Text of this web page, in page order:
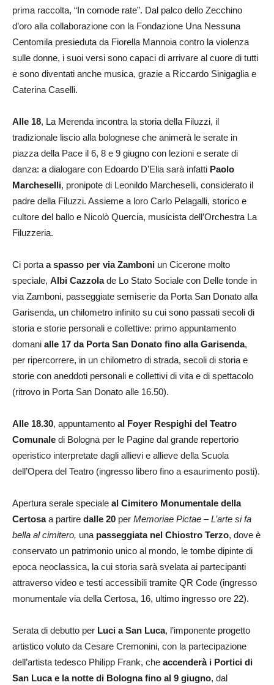
prima raccolta, “In comode rate”. Dal palco dello Zecchino
d’oro alla collaborazione con la Fondazione Una Nessuna
Centomila presieduta da Fiorella Mannoia contro la violenza
sulle donne, i suoi versi sono capaci di arrivare al cuore di tutti
e sono diventati anche musica, grazie a Riccardo Sinigaglia e
Caterina Caselli.
Alle 18, La Merenda incontra la storia della Filuzzi, il
tradizionale liscio alla bolognese che animerà le serate in
piazza della Pace il 6, 8 e 9 giugno con lezioni e serate di
danza: a dialogare con Edoardo D’Elia sarà infatti Paolo
Marcheselli, pronipote di Leonildo Marcheselli, considerato il
padre della Filuzzi. Assieme a loro Carlo Pelagalli, storico e
cultore del ballo e Nicolò Quercia, musicista dell’Orchestra La
Filuzzeria.
Ci porta a spasso per via Zamboni un Cicerone molto
speciale, Albi Cazzolade Lo Stato Sociale con Delle tonde in
via Zamboni, passeggiate semiserie da Porta San Donato alla
Garisenda, un chilometro infinito su cui sono passati secoli di
storia e storie personali e collettive: primo appuntamento
domani alle 17 da Porta San Donato fino alla Garisenda,
per ripercorrere, in un chilometro di strada, secoli di storia e
storie con aneddoti personali e collettivi di vita e di spettacolo
(ritrovo in Porta San Donato alle 16.50).
Alle 18.30, appuntamento al Foyer Respighi del Teatro
Comunale di Bologna per le Pagine dal grande repertorio
operistico interpretate dagli allievi e allieve della Scuola
dell’Opera del Teatro (ingresso libero fino a esaurimento posti).
Apertura serale speciale al Cimitero Monumentale della
Certosaa partire dalle 20 per Memoriae Pictae – L’arte si fa
bella al cimitero, una passeggiata nel Chiostro Terzo, dove è
conservato un patrimonio unico al mondo, le tombe dipinte di
epoca neoclassica, la cui storia sarà svelata ai partecipanti
attraverso video e testi accessibili tramite QR Code (ingresso
monumentale via della Certosa, 16, ultimo ingresso ore 22).
Serata di debutto per Luci a San Luca, l’imponente progetto
artistico voluto da Cesare Cremonini, con la partecipazione
dell’artista tedesco Philipp Frank, che accenderà i Portici di
San Luca e la notte di Bologna fino al 9 giugno, dal